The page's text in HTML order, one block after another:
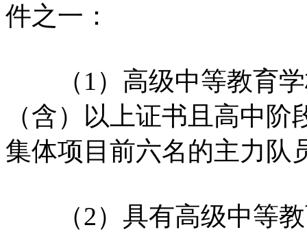
件之一：
（1）高级中等教育学
（含）以上证书且高中
集体项目前六名的主力队
（2）具有高级中等教